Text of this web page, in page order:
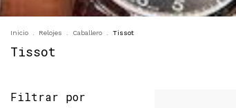
Inicio Relojes Caballero Tissot
Tissot
Filtrar por